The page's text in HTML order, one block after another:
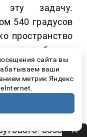
эту задачу.
540 градусов
пространство
и область
Это особенно
рядом с
по тесным
обзора
сайта вы
ваши
метрик Яндекс